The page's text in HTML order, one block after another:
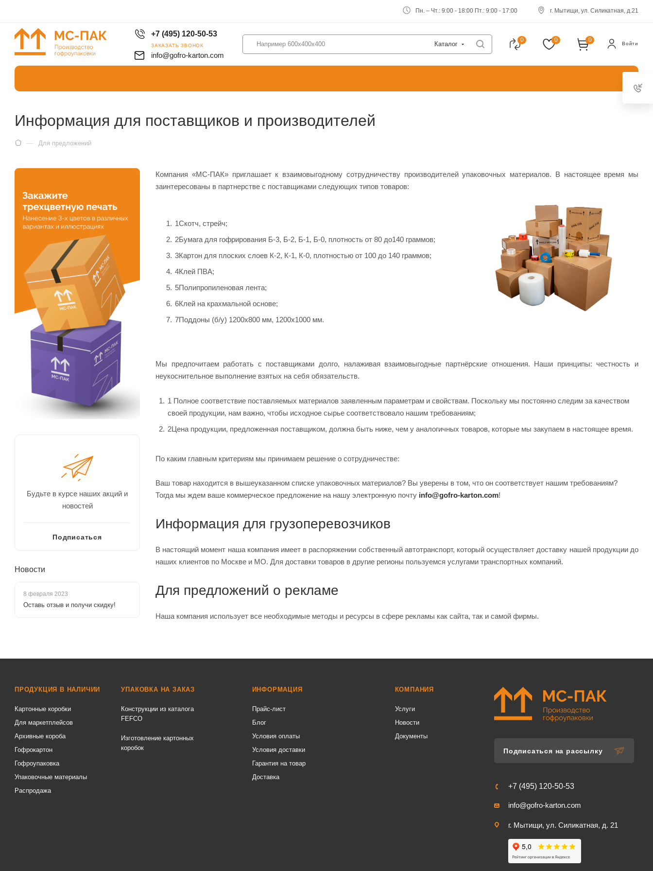
Пн. – Чт.: 9:00 - 18:00 Пт.: 9:00 - 17:00 г. Мытищи, ул. Силикатная, д.21
+7 (495) 120-50-53
ЗАКАЗАТЬ ЗВОНОК
info@gofro-karton.com
Каталог
0 0 0
Войти
Информация для поставщиков и производителей
— Для предложений
Компания «МС-ПАК» приглашает к взаимовыгодному сотрудничеству производителей упаковочных материалов. В настоящее время мы
заинтересованы в партнерстве с поставщиками следующих типов товаров:
1Скотч, стрейч;
2Бумага для гофрирования Б-3, Б-2, Б-1, Б-0, плотность от 80 до140 граммов;
3Картон для плоских слоев К-2, К-1, К-0, плотностью от 100 до 140 граммов;
4Клей ПВА;
5Полипропиленовая лента;
6Клей на крахмальной основе;
7Поддоны (б/у) 1200х800 мм, 1200х1000 мм.
Мы предпочитаем работать с поставщиками долго, налаживая взаимовыгодные партнёрские отношения. Наши принципы: честность и
неукоснительное выполнение взятых на себя обязательств.
1 Полное соответствие поставляемых материалов заявленным параметрам и свойствам. Поскольку мы постоянно следим за качеством
своей продукции, нам важно, чтобы исходное сырье соответствовало нашим требованиям;
2Цена продукции, предложенная поставщиком, должна быть ниже, чем у аналогичных товаров, которые мы закупаем в настоящее время.
По каким главным критериям мы принимаем решение о сотрудничестве:
Ваш товар находится в вышеуказанном списке упаковочных материалов? Вы уверены в том, что он соответствует нашим требованиям?
Тогда мы ждем ваше коммерческое предложение на нашу электронную почту info@gofro-karton.com!
Информация для грузоперевозчиков
В настоящий момент наша компания имеет в распоряжении собственный автотранспорт, который осуществляет доставку нашей продукции до
наших клиентов по Москве и МО. Для доставки товаров в другие регионы пользуемся услугами транспортных компаний.
Для предложений о рекламе
Наша компания использует все необходимые методы и ресурсы в сфере рекламы как сайта, так и самой фирмы.
Будьте в курсе наших акций и
новостей
Подписаться
Новости
8 февраля 2023
Оставь отзыв и получи скидку!
ПРОДУКЦИЯ В НАЛИЧИИ
Картонные коробки
Для маркетплейсов
Архивные короба
Гофрокартон
Гофроупаковка
Упаковочные материалы
Распродажа
УПАКОВКА НА ЗАКАЗ
Конструкции из каталога
FEFCO
Изготовление картонных
коробок
ИНФОРМАЦИЯ
Прайс-лист
Блог
Условия оплаты
Условия доставки
Гарантия на товар
Доставка
КОМПАНИЯ
Услуги
Новости
Документы
Подписаться на рассылку
+7 (495) 120-50-53
info@gofro-karton.com
г. Мытищи, ул. Силикатная, д. 21